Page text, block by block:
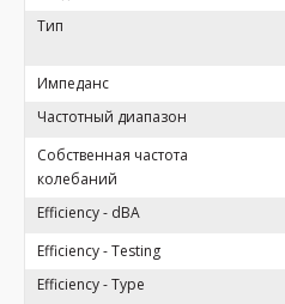
Тип
Импеданс
Частотный диапазон
Собственная частота
колебаний
Efficiency - dBA
Efficiency - Testing
Efficiency - Type